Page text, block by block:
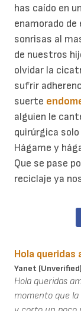
has caído en
enamorado de
sonrisas al
de nuestros
olvidar la
sufrir
suerte
alguien le
quirúrgica
Hágame y
Que se pase
reciclaje ya
Hola queridas
Yanet (unverified)
Hola queridas
momento que la